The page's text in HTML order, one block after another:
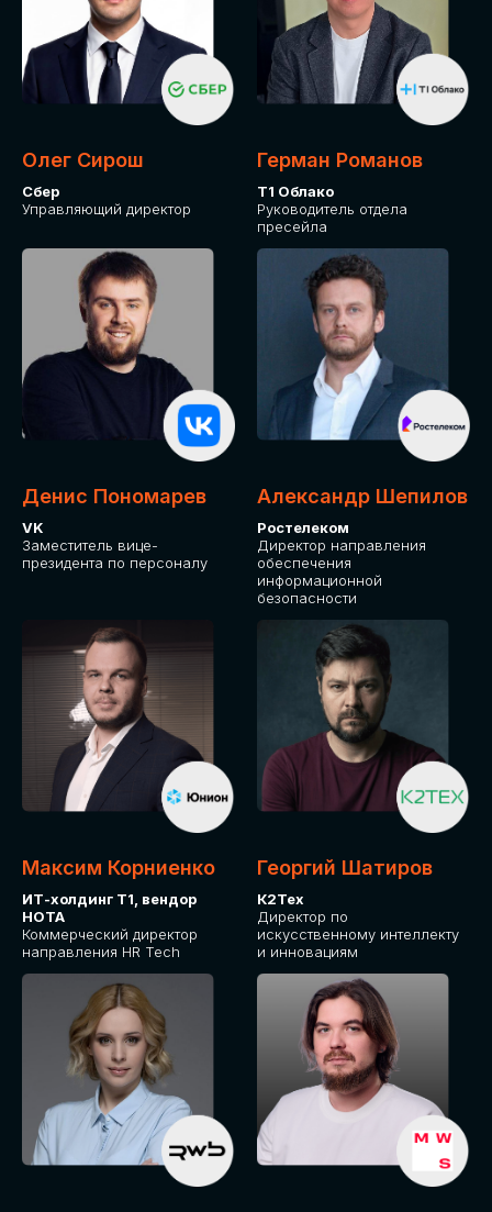
Какие направления для вас более актуальны?
GLOBAL TECH
MARKETING & SALES TECH
Я согласен сполитикой конфиденциальности
ОТПРАВИТЬ
Олег Сирош
Сбер
Управляющий директор
Герман Романов
Т1 Облако
Руководитель отдела
пресейла
Денис Пономарев
VK
Заместитель вице-
президента по персоналу
Александр Шепилов
Ростелеком
Директор направления
обеспечения
информационной
безопасности
Максим Корниенко
ИТ-холдинг Т1, вендор
НОТА
Коммерческий директор
направления HR Tech
Георгий Шатиров
К2Тех
Директор по
искусственному интеллекту
и инновациям